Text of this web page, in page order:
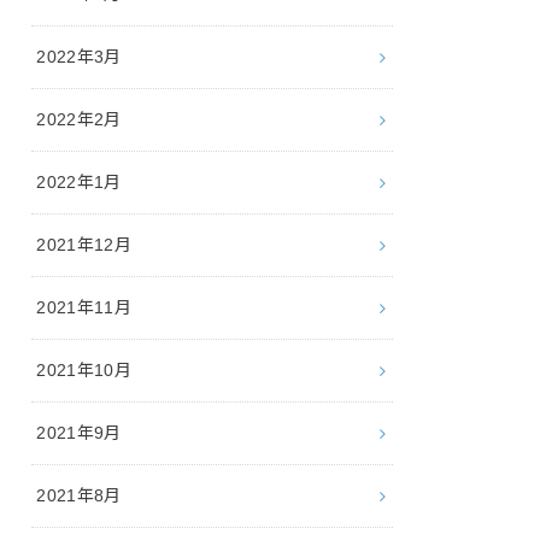
2022年3月
2022年2月
2022年1月
2021年12月
2021年11月
2021年10月
2021年9月
2021年8月